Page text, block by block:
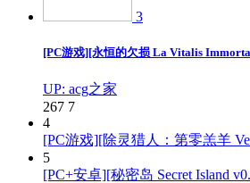
3
[PC游戏][永恒的欠损 La Vitalis
UP: acg之家
267 7
4
[PC游戏][除灵猎人：第零羔羊
5
[PC+安卓][秘密岛 Secret Island